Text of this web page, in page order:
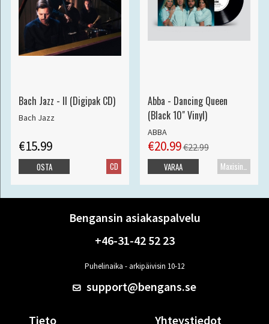
Bach Jazz - II (Digipak CD)
Bach Jazz
€15.99
CD
OSTA
Abba - Dancing Queen
(Black 10" Vinyl)
ABBA
€20.99€22.99
Maxisingle
VARAA
Bengansin asiakaspalvelu
+46-31-42 52 23
Puhelinaika - arkipäivisin 10-12
support@bengans.se
Tieto Yhteystiedot